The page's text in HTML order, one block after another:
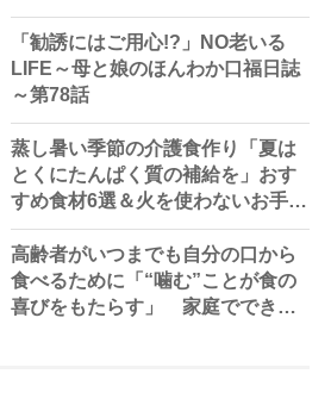
理由とは？【管理栄養士が解説】
「勧誘にはご用心!?」NO老いる
LIFE～母と娘のほんわか口福日誌
～第78話
蒸し暑い季節の介護食作り「夏は
とくにたんぱく質の補給を」おす
すめ食材6選＆火を使わないお手軽
レシピ3選【管理栄養士提案】
高齢者がいつまでも自分の口から
食べるために「“噛む”ことが食の
喜びをもたらす」 家庭でできる